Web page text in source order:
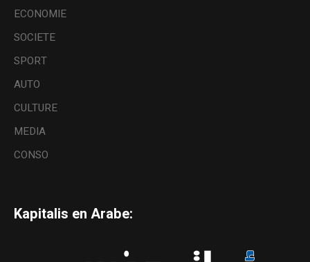
ECONOMIE
SOCIETE
SPORT
AUTO
CULTURE
MEDIA
CONSO
Kapitalis en Arabe: